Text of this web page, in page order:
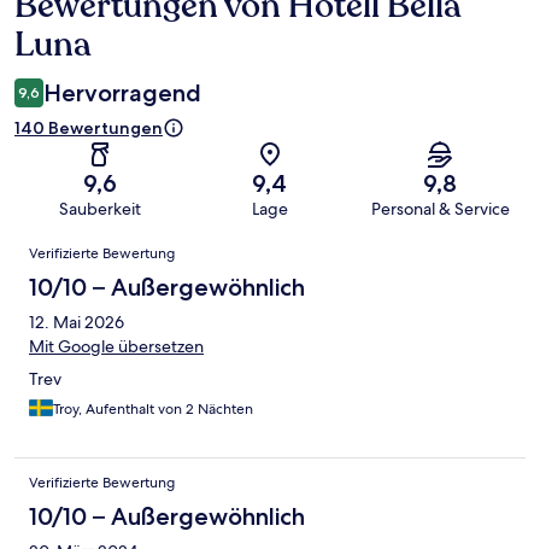
Luna
9,6 Hervorragend
140 Bewertungen
9,6
Sauberkeit
9,4
Lage
9,8
Personal & Service
Bewertungen
Verifizierte Bewertung
10/10 – Außergewöhnlich
12. Mai 2026
Mit Google übersetzen
Trev
Troy, Aufenthalt von 2 Nächten
Verifizierte Bewertung
10/10 – Außergewöhnlich